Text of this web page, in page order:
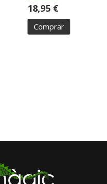
18,95 €
Comprar